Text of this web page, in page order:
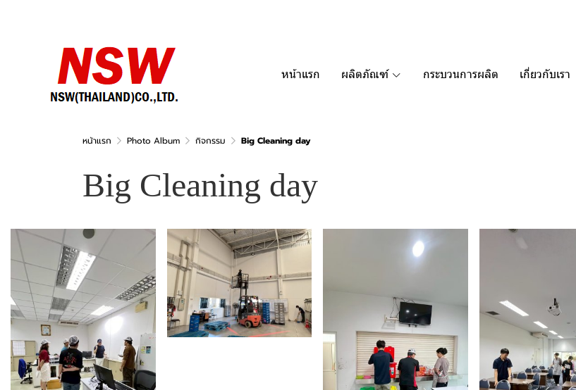
หน้าแรก ผลิตภัณฑ์ กระบวนการผลิต เกี่ยวกับเรา
หน้าแรก Photo Album กิจกรรม Big Cleaning day
Big Cleaning day